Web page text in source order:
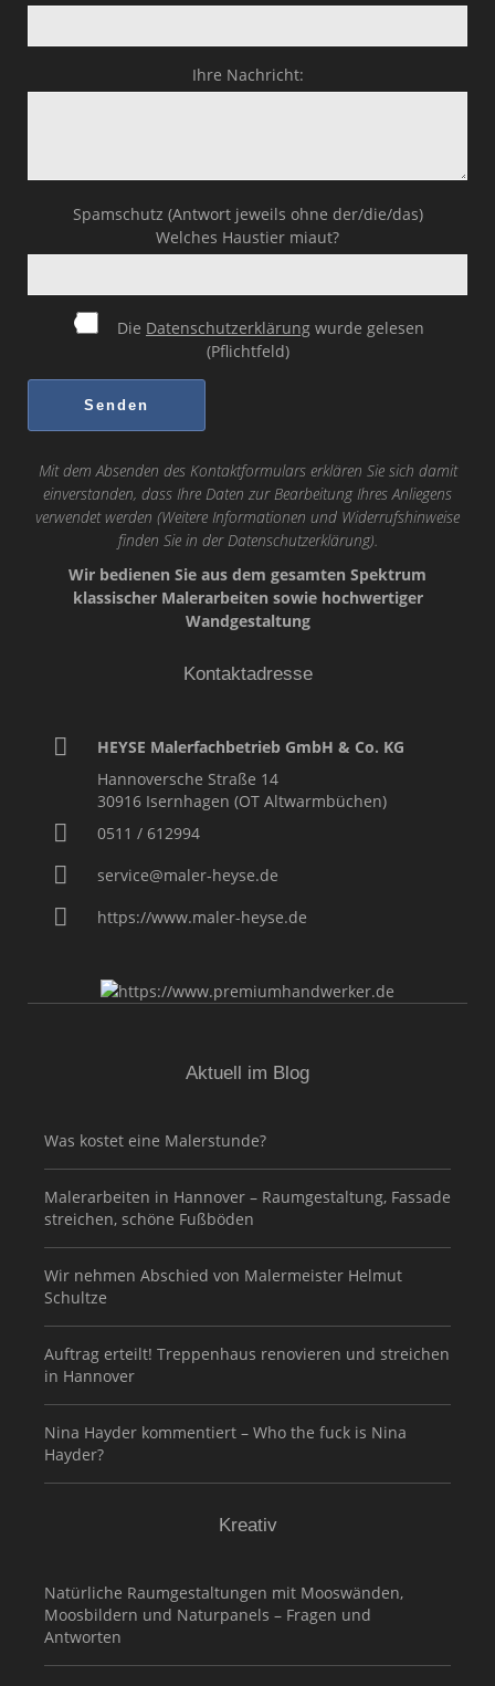
Ihre Nachricht:
Spamschutz (Antwort jeweils ohne der/die/das)
Welches Haustier miaut?
Die Datenschutzerklärung wurde gelesen
(Pflichtfeld)
Mit dem Absenden des Kontaktformulars erklären Sie sich damit
einverstanden, dass Ihre Daten zur Bearbeitung Ihres Anliegens
verwendet werden (Weitere Informationen und Widerrufshinweise
finden Sie in der Datenschutzerklärung).
Wir bedienen Sie aus dem gesamten Spektrum
klassischer Malerarbeiten sowie hochwertiger
Wandgestaltung
Kontaktadresse
HEYSE Malerfachbetrieb GmbH & Co. KG
Hannoversche Straße 14
30916 Isernhagen (OT Altwarmbüchen)
0511 / 612994
service@maler-heyse.de
https://www.maler-heyse.de
Aktuell im Blog
Was kostet eine Malerstunde?
Malerarbeiten in Hannover – Raumgestaltung, Fassade
streichen, schöne Fußböden
Wir nehmen Abschied von Malermeister Helmut
Schultze
Auftrag erteilt! Treppenhaus renovieren und streichen
in Hannover
Nina Hayder kommentiert – Who the fuck is Nina
Hayder?
Kreativ
Natürliche Raumgestaltungen mit Mooswänden,
Moosbildern und Naturpanels – Fragen und
Antworten